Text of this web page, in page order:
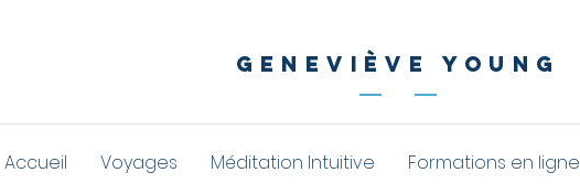
geneviève young
Accueil Voyages Méditation Intuitive Formations en ligne